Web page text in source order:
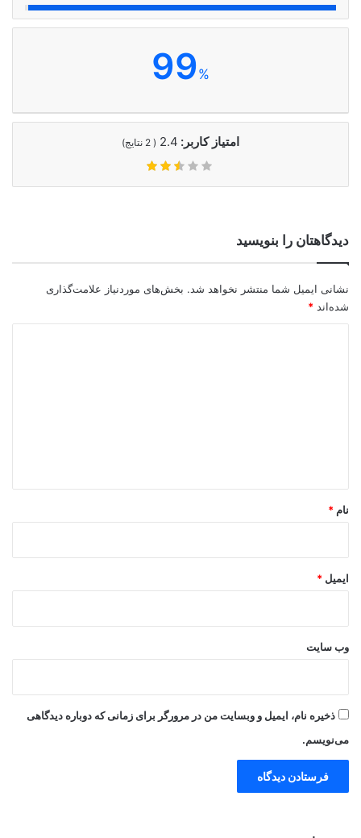
99%
امتیاز کاربر: 2.4
(
2 نتایج)
دیدگاهتان را بنویسید
نشانی ایمیل شما منتشر نخواهد شد. بخش‌های موردنیاز علامت‌گذاری
شده‌اند *
نام *
ایمیل *
وب‌ سایت
ذخیره نام، ایمیل و وبسایت من در مرورگر برای زمانی که دوباره دیدگاهی
می‌نویسم.